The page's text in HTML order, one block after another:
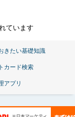
ています
きたい基礎知識
カード検索
アプリ